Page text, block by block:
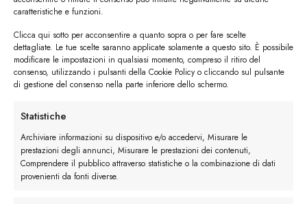
caratteristiche e funzioni.
Clicca qui sotto per acconsentire a quanto sopra o per fare scelte
dettagliate. Le tue scelte saranno applicate solamente a questo sito. È possibile
modificare le impostazioni in qualsiasi momento, compreso il ritiro del
consenso, utilizzando i pulsanti della Cookie Policy o cliccando sul pulsante
di gestione del consenso nella parte inferiore dello schermo.
Statistiche
Archiviare informazioni su dispositivo e/o accedervi, Misurare le
prestazioni degli annunci, Misurare le prestazioni dei contenuti,
Comprendere il pubblico attraverso statistiche o la combinazione di dati
provenienti da fonti diverse.
camminare un po’ per valutare il comfort e la
vestibilità.
Cura le tue scarpe:per preservare la
bellezza e la durata delle tue scarpe artigianali,
segui le istruzioni di cura fornite dall’artigiano.
manutenzione dei pellami e delle suole.